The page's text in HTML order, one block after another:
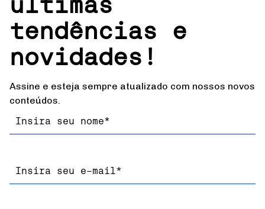
tendências e
novidades!
Assine e esteja sempre atualizado com nossos novos
conteúdos.
Nome
Email